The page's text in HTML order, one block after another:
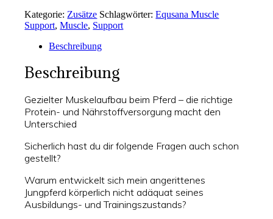
Kategorie: Zusätze Schlagwörter:Equsana Muscle
Support,Muscle, Support
Beschreibung
Beschreibung
Gezielter Muskelaufbau beim Pferd – die richtige
Protein- und Nährstoffversorgung macht den
Unterschied
Sicherlich hast du dir folgende Fragen auch schon
gestellt?
Warum entwickelt sich mein angerittenes
Jungpferd körperlich nicht adäquat seines
Ausbildungs- und Trainingszustands?